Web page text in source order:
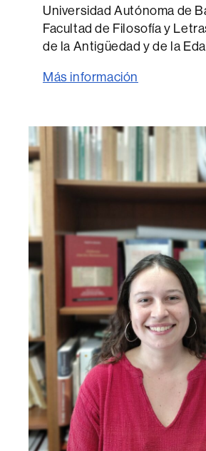
Universidad Autónoma de
Facultad de Filosofía y
de la Antigüedad y de la
Más información